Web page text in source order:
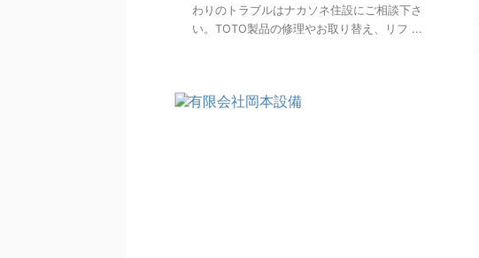
わりのトラブルはナカソネ住設にご相談下さ
い。TOTO製品の修理やお取り替え、リフ ...